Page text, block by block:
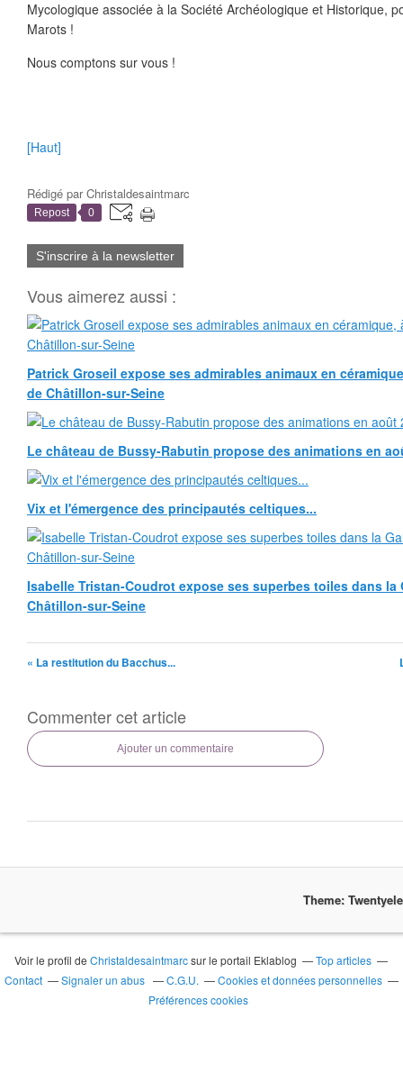
Mycologique associée à la Société Archéologique et Historique,
Marots !
Nous comptons sur vous !
[Haut]
Rédigé parChristaldesaintmarc
Repost 0
S'inscrire à la newsletter
Vous aimerez aussi :
Patrick Groseil expose ses admirables animaux en
de Châtillon-sur-Seine
Le château de Bussy-Rabutin propose des animations en
Vix et l'émergence des principautés celtiques...
Isabelle Tristan-Coudrot expose ses superbes toiles dans la
Châtillon-sur-Seine
« La restitution du Bacchus...
Commenter cet article
Ajouter un commentaire
Theme:
Voir le profil deChristaldesaintmarcsur le portail Eklablog
Top articles
Contact
Signaler un abus C.G.U.
Cookies et données personnelles
Préférences cookies